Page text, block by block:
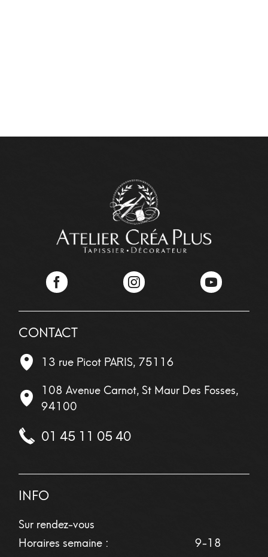
YouTube
CONTACT
13 rue Picot PARIS, 75116
108 Avenue Carnot, St Maur Des Fosses,
94100
01 45 11 05 40
INFO
Sur rendez-vous
Horaires semaine :
9-18